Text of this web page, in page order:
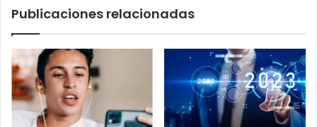
Publicaciones relacionadas